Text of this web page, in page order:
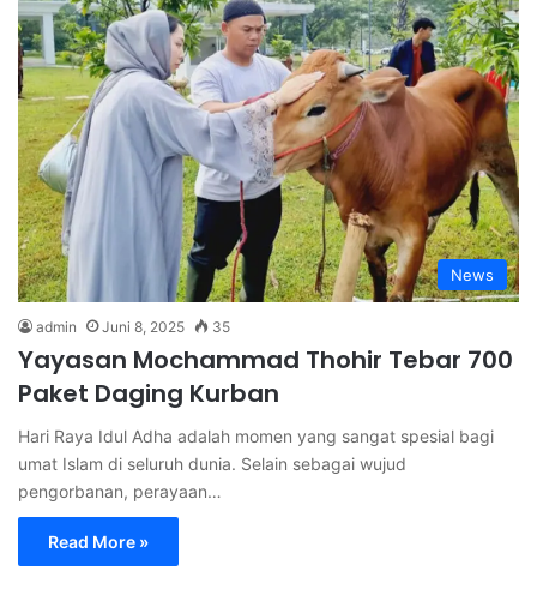
News
admin Juni 8, 2025 35
Yayasan Mochammad Thohir Tebar 700
Paket Daging Kurban
Hari Raya Idul Adha adalah momen yang sangat spesial bagi
umat Islam di seluruh dunia. Selain sebagai wujud
pengorbanan, perayaan…
Read More »